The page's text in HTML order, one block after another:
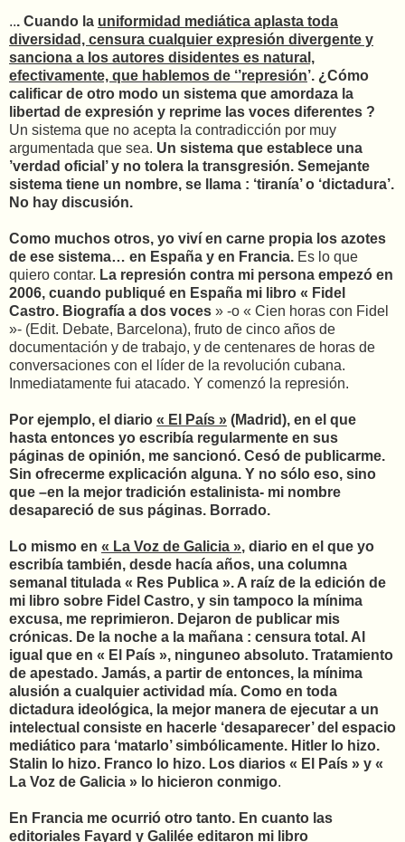
... Cuando la uniformidad mediática aplasta toda
diversidad, censura cualquier expresión divergente y
sanciona a los autores disidentes es natural,
efectivamente, que hablemos de ‘’represión’. ¿Cómo
calificar de otro modo un sistema que amordaza la
libertad de expresión y reprime las voces diferentes ?
Un sistema que no acepta la contradicción por muy
argumentada que sea. Un sistema que establece una
’verdad oficial’ y no tolera la transgresión. Semejante
sistema tiene un nombre, se llama : ‘tiranía’ o ‘dictadura’.
No hay discusión.
Como muchos otros, yo viví en carne propia los azotes
de ese sistema… en España y en Francia. Es lo que
quiero contar. La represión contra mi persona empezó en
2006, cuando publiqué en España mi libro « Fidel
Castro. Biografía a dos voces » -o « Cien horas con Fidel
»- (Edit. Debate, Barcelona), fruto de cinco años de
documentación y de trabajo, y de centenares de horas de
conversaciones con el líder de la revolución cubana.
Inmediatamente fui atacado. Y comenzó la represión.
Por ejemplo, el diario « El País » (Madrid), en el que
hasta entonces yo escribía regularmente en sus
páginas de opinión, me sancionó. Cesó de publicarme.
Sin ofrecerme explicación alguna. Y no sólo eso, sino
que –en la mejor tradición estalinista- mi nombre
desapareció de sus páginas. Borrado.
Lo mismo en « La Voz de Galicia », diario en el que yo
escribía también, desde hacía años, una columna
semanal titulada « Res Publica ». A raíz de la edición de
mi libro sobre Fidel Castro, y sin tampoco la mínima
excusa, me reprimieron. Dejaron de publicar mis
crónicas. De la noche a la mañana : censura total. Al
igual que en « El País », ninguneo absoluto. Tratamiento
de apestado. Jamás, a partir de entonces, la mínima
alusión a cualquier actividad mía. Como en toda
dictadura ideológica, la mejor manera de ejecutar a un
intelectual consiste en hacerle ‘desaparecer’ del espacio
mediático para ‘matarlo’ simbólicamente. Hitler lo hizo.
Stalin lo hizo. Franco lo hizo. Los diarios « El País » y «
La Voz de Galicia » lo hicieron conmigo.
En Francia me ocurrió otro tanto. En cuanto las
editoriales Fayard y Galilée editaron mi libro